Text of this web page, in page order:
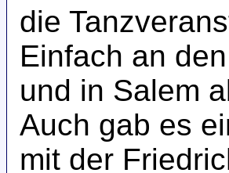
die
Einfach an
und in Salem
Auch gab es
mit der